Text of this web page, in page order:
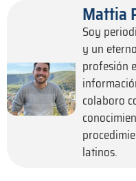
Mattia
Soy
y un
profesión
colaboro
latinos.